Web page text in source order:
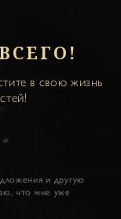
в свою жизнь
и другую
что мне уже